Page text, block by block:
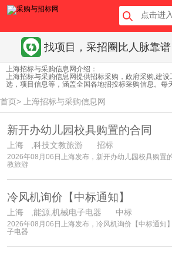
找项目，采招圈比人脉靠谱
上海招标与采购信息网介绍：
上海招标与采购信息网提供招标采购，政府采购,建
选，项目信息等，涵盖全国各地招投标采购信息。每
首页> 上海招标与采购信息网
新开办幼儿园校具购置的合同
上海 ,科技文教旅游 招标
2026年08月06日上海发布，新开办幼儿园校具购置
教旅游
冷风机询价【中标通知】
上海 ,能源,机械电子电器 中标
2026年08月06日上海发布，冷风机询价【中标通知
子电器